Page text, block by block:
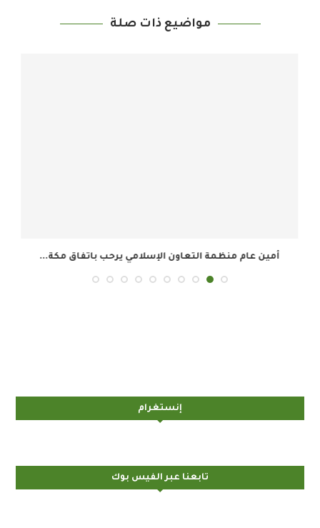
مواضيع ذات صلة
أمين عام منظمة التعاون الإسلامي يرحب باتفاق مكة...
إنستغرام
تابعنا عبر الفيس بوك